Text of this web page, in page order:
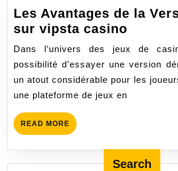
Les Avantages de la
sur vipsta casino
de
la
casino
Dans l’univers des jeux de
possibilité d’essayer une version
un atout considérable pour les
une plateforme de jeux en
READ MORE READ
MORE
Search